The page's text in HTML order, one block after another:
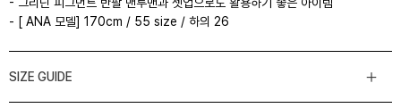
- [ ANA 모델] 170cm / 55 size / 하의 26
SIZE GUIDE